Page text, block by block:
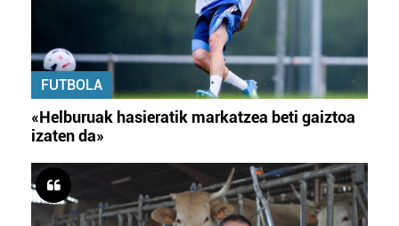
FUTBOLA
«Helburuak hasieratik markatzea beti gaiztoa
izaten da»